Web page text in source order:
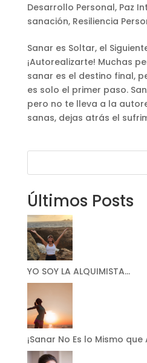
Desarrollo Personal, Paz
sanación, Resiliencia
Sanar es Soltar, el
¡Autorealizarte! Muchas
sanar es el destino final,
es solo el primer paso.
pero no te lleva a la
sanas, dejas atrás el
Últimos Posts
YO SOY LA ALQUIMISTA…
¡Sanar No Es lo Mismo